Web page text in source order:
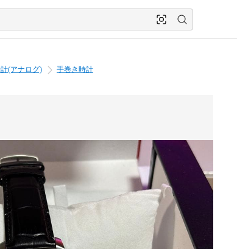
(アナログ) 手巻き時計